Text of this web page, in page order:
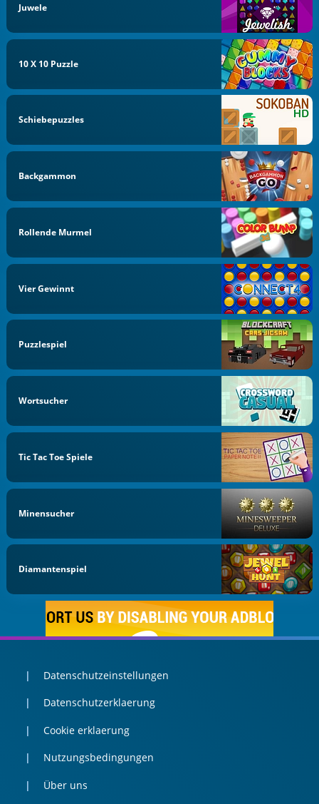
Juwele
10 X 10 Puzzle
Schiebepuzzles
Backgammon
Rollende Murmel
Vier Gewinnt
Puzzlespiel
Wortsucher
Tic Tac Toe Spiele
Minensucher
Diamantenspiel
Datenschutzeinstellungen
Datenschutzerklaerung
Cookie erklaerung
Nutzungsbedingungen
Über uns